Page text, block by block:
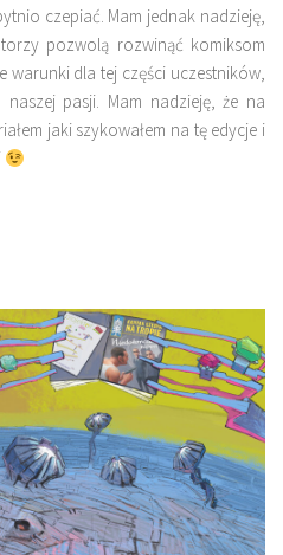
czepiać. Mam jednak nadzieję,
pozwolą rozwinąć komiksom
warunki dla tej części uczestników,
pasji. Mam nadzieję, że na
jaki szykowałem na tę edycje i